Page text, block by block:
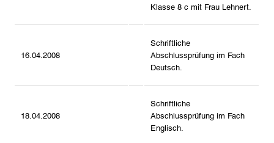
Klasse 8 c mit Frau Lehnert.
16.04.2008
Schriftliche
Abschlussprüfung im Fach
Deutsch.
18.04.2008
Schriftliche
Abschlussprüfung im Fach
Englisch.